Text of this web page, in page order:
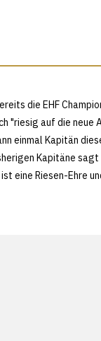
die EHF
"riesig auf die neue
einmal Kapitän
Kapitäne
eine Riesen-Ehre